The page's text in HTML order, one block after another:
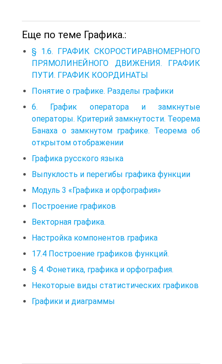
Еще по теме Графика.:
§ 1.6. ГРАФИК СКОРОСТИРАВНОМЕРНОГО
ПРЯМОЛИНЕЙНОГО ДВИЖЕНИЯ. ГРАФИК
ПУТИ. ГРАФИК КООРДИНАТЫ
Понятие о графике. Разделы графики
6. График оператора и замкнутые
операторы. Критерий замкнутости. Теорема
Банаха о замкнутом графике. Теорема об
открытом отображении
Графика русского языка
Выпуклость и перегибы графика функции
Модуль 3 «Графика и орфография»
Построение графиков
Векторная графика.
Настройка компонентов графика
17.4 Построение графиков функций.
§ 4. Фонетика, графика и орфография.
Некоторые виды статистических графиков
Графики и диаграммы